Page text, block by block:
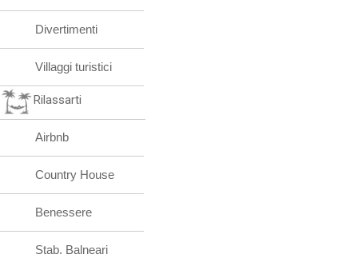
Divertimenti
Villaggi turistici
Rilassarti
Airbnb
Country House
Benessere
Stab. Balneari